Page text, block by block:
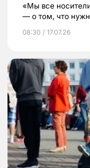
«Мы все
— о том, что
08:30 / 17.07.26